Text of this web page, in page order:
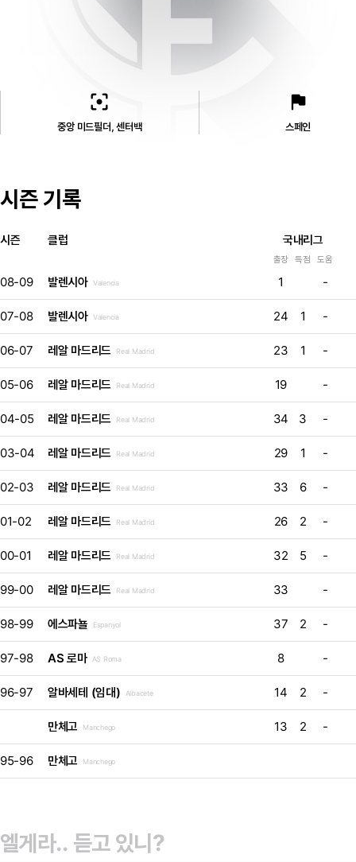
filter_center_focus
중앙 미드필더, 센터백
flag
스페인
시즌 기록
시즌 클럽 국내리그
출장 득점 도움
08-09 발렌시아 Valencia 1 -
07-08 발렌시아 Valencia 24 1 -
06-07 레알 마드리드 Real Madrid 23 1 -
05-06 레알 마드리드 Real Madrid 19 -
04-05 레알 마드리드 Real Madrid 34 3 -
03-04 레알 마드리드 Real Madrid 29 1 -
02-03 레알 마드리드 Real Madrid 33 6 -
01-02 레알 마드리드 Real Madrid 26 2 -
00-01 레알 마드리드 Real Madrid 32 5 -
99-00 레알 마드리드 Real Madrid 33 -
98-99 에스파뇰 Espanyol 37 2 -
97-98 AS 로마 AS Roma 8 -
96-97 알바세테 (임대) Albacete 14 2 -
만체고 Manchego 13 2 -
95-96 만체고 Manchego